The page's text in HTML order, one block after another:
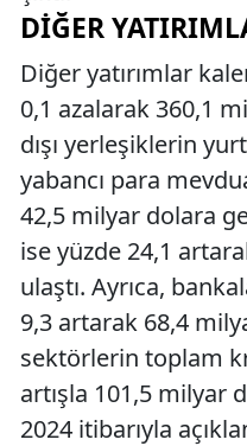
DIĞER
Diğer yatırımlar
0,1 azalarak 360,1
dışı yerleşiklerin
yabancı para
42,5 milyar dolara
ise yüzde 24,1
ulaştı. Ayrıca,
9,3 artarak 68,4
sektörlerin toplam
artışla 101,5 milyar
2024 itibarıyla